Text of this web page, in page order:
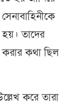
তাদের
করার কথা ছিল
করে তারা